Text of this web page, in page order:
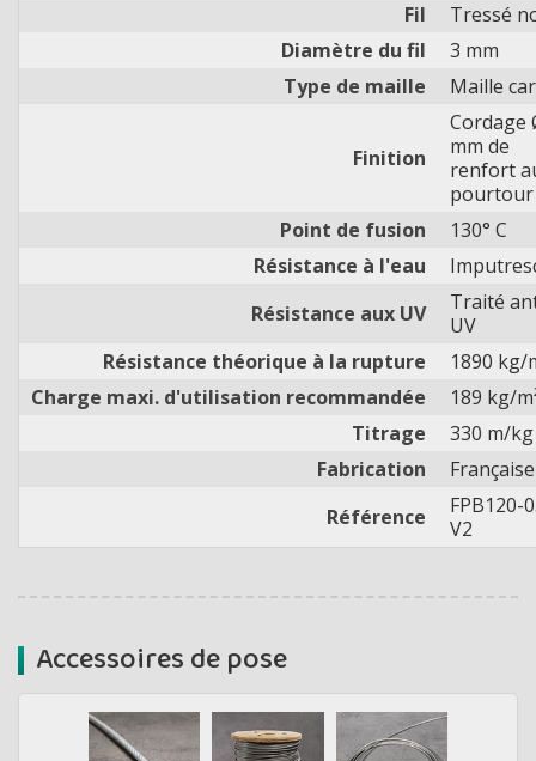
Fil
Tressé
Diamètre du fil
3 mm
Type de maille
Maille
Finition
Cordage
mm de
renfort
pourtour
Point de fusion
130° C
Résistance à l'eau
Résistance aux UV
Traité
UV
Résistance théorique à la rupture
1890 kg/
Charge maxi. d'utilisation recommandée
189 kg/
Titrage
330 m/kg
Fabrication
Française
Référence
FPB120-
V2
Accessoires de pose